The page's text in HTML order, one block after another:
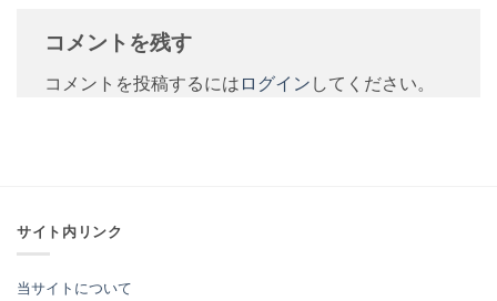
コメントを残す
コメントを投稿するには ログイン してください。
サイト内リンク
当サイトについて